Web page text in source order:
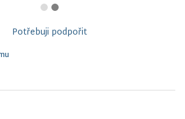
Potřebuji podpořit